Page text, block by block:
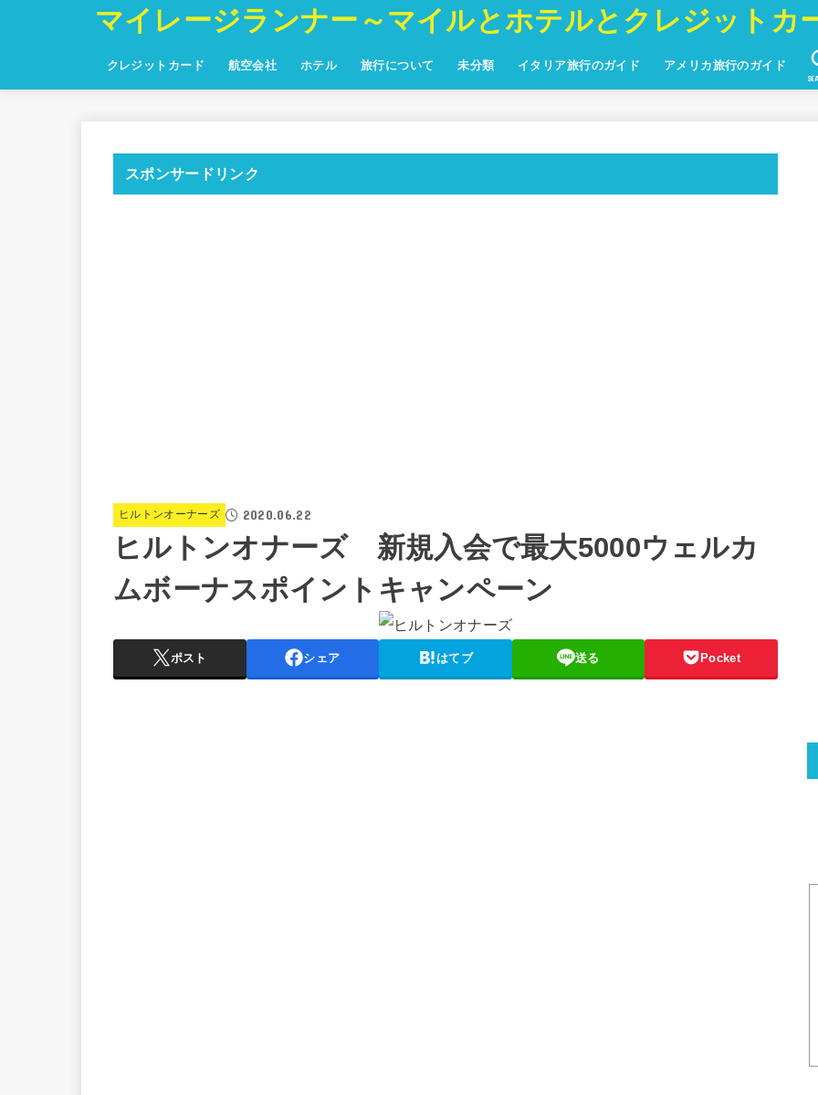
マイレージランナー～マイルとホテルとクレジットカ
クレジットカード 航空会社 ホテル 旅行について 未分類 イタリア旅行のガイド アメリカ旅行のガイド
スポンサードリンク
ヒルトンオーナーズ 2020.06.22
ヒルトンオナーズ 新規入会で最大5000ウェルカ
ムボーナスポイントキャンペーン
ポスト シェア はてブ 送る Pocket